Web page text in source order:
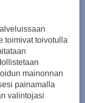
toimivat toivotulla
mainonnan
painamalla
valintojasi